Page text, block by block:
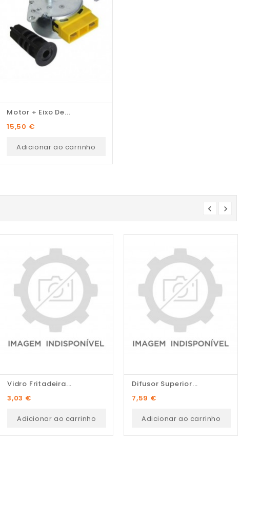
Motor + Eixo De...
Preço
15,50 €
Adicionar ao carrinho
Vidro Fritadeira...
Preço
3,03 €
Adicionar ao carrinho
Difusor Superior...
Preço
7,59 €
Adicionar ao carrinho